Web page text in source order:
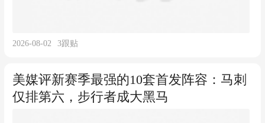
2026-08-02 3跟贴
美媒评新赛季最强的10套首发阵容：马刺
仅排第六，步行者成大黑马